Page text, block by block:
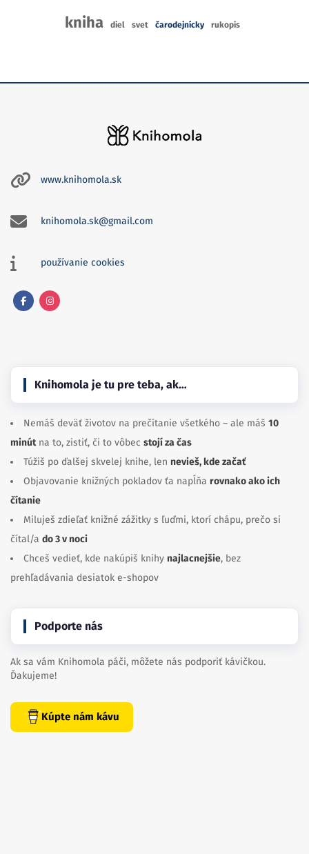
kniha diel svet čarodejnícky rukopis
www.knihomola.sk
knihomola.sk@gmail.com
používanie cookies
Knihomola je tu pre teba, ak…
Nemáš deväť životov na prečítanie všetkého – ale máš 10
minútna to, zistiť, či to vôbec stojí za čas
Túžiš po ďalšej skvelej knihe, len nevieš, kde začať
Objavovanie knižných pokladov ťa napĺňa rovnako ako ich
čítanie
Miluješ zdieľať knižné zážitky s ľuďmi, ktorí chápu, prečo si
čítal/a do 3 v noci
Chceš vedieť, kde nakúpiš knihy najlacnejšie, bez
prehľadávania desiatok e-shopov
Podporte nás
Ak sa vám Knihomola páči, môžete nás podporiť kávičkou.
Ďakujeme!
Kúpte nám kávu